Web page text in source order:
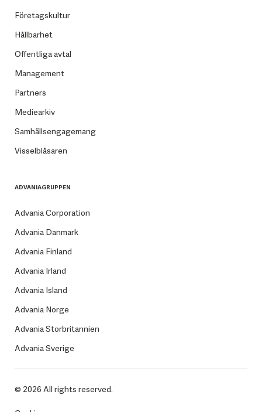
Företagskultur
Hållbarhet
Offentliga avtal
Management
Partners
Mediearkiv
Samhällsengagemang
Visselblåsaren
ADVANIAGRUPPEN
Advania Corporation
Advania Danmark
Advania Finland
Advania Irland
Advania Island
Advania Norge
Advania Storbritannien
Advania Sverige
© 2026 All rights reserved.